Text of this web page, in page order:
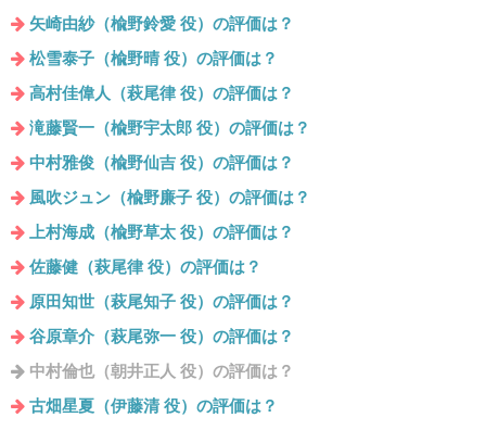
矢崎由紗（楡野鈴愛 役）の評価は？
松雪泰子（楡野晴 役）の評価は？
高村佳偉人（萩尾律 役）の評価は？
滝藤賢一（楡野宇太郎 役）の評価は？
中村雅俊（楡野仙吉 役）の評価は？
風吹ジュン（楡野廉子 役）の評価は？
上村海成（楡野草太 役）の評価は？
佐藤健（萩尾律 役）の評価は？
原田知世（萩尾知子 役）の評価は？
谷原章介（萩尾弥一 役）の評価は？
中村倫也（朝井正人 役）の評価は？
古畑星夏（伊藤清 役）の評価は？